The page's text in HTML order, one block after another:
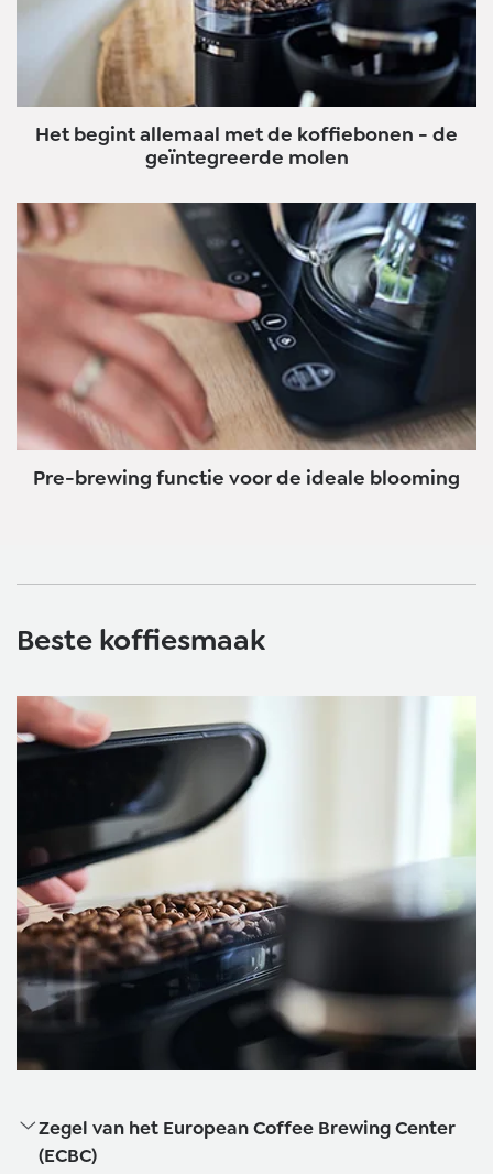
Het begint allemaal met de koffiebonen - de
geïntegreerde molen
Pre-brewing functie voor de ideale blooming
Beste koffiesmaak
Zegel van het European Coffee Brewing Center
(ECBC)